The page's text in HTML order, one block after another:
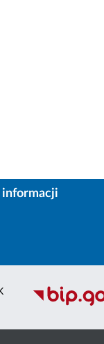
informacji